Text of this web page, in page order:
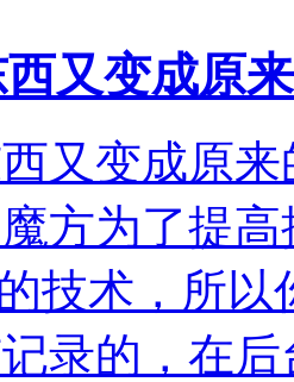
又变成原
又变成原
方为了提
技术，所以
录的，在